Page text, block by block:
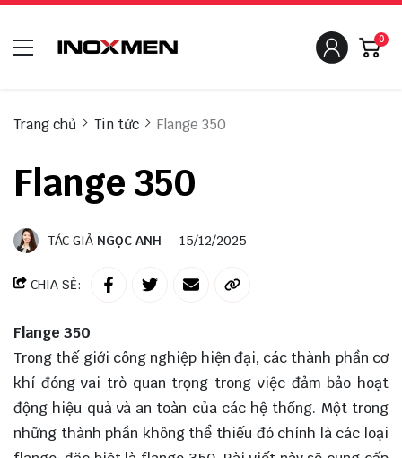
0
Trang chủ Tin tức Flange 350
Flange 350
TÁC GIẢ NGỌC ANH 15/12/2025
CHIA SẺ:
Flange 350
Trong thế giới công nghiệp hiện đại, các thành phần cơ
khí đóng vai trò quan trọng trong việc đảm bảo hoạt
động hiệu quả và an toàn của các hệ thống. Một trong
những thành phần không thể thiếu đó chính là các loại